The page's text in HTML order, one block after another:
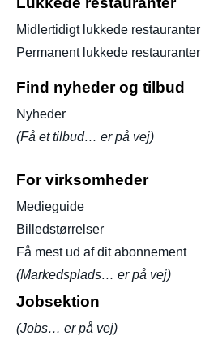
Midlertidigt lukkede restauranter
Permanent lukkede restauranter
Find nyheder og tilbud
Nyheder
(Få et tilbud… er på vej)
For virksomheder
Medieguide
Billedstørrelser
Få mest ud af dit abonnement
(Markedsplads… er på vej)
Jobsektion
(Jobs… er på vej)